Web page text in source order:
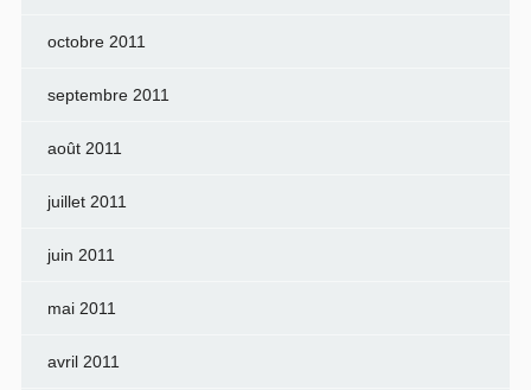
octobre 2011
septembre 2011
août 2011
juillet 2011
juin 2011
mai 2011
avril 2011